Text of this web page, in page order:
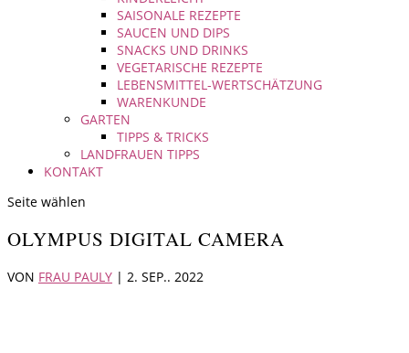
SAISONALE REZEPTE
SAUCEN UND DIPS
SNACKS UND DRINKS
VEGETARISCHE REZEPTE
LEBENSMITTEL-WERTSCHÄTZUNG
WARENKUNDE
GARTEN
TIPPS & TRICKS
LANDFRAUEN TIPPS
KONTAKT
Seite wählen
OLYMPUS DIGITAL CAMERA
VON FRAU PAULY | 2. SEP.. 2022